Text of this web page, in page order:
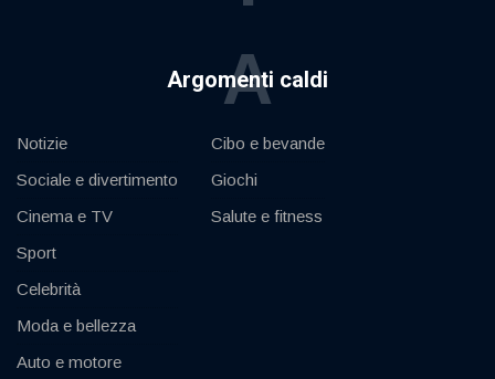
Argomenti caldi
A
Notizie
Sociale e divertimento
Cinema e TV
Sport
Celebrità
Moda e bellezza
Auto e motore
Cibo e bevande
Giochi
Salute e fitness